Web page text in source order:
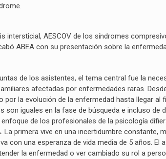
intersticial, AESCOV de los síndromes
ABEA con su presentación sobre la
de los asistentes, el tema central fue la
afectadas por enfermedades raras.
la evolución de la enfermedad hasta llegar al
son iguales en la fase de búsqueda e incluso de
de los profesionales de la psicología
La primera vive en una incertidumbre constante,
con una esperanza de vida media de 5 años. El
la enfermedad o ver cambiado su rol a